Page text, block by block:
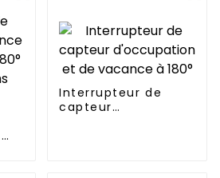
Interrupteur de
capteur